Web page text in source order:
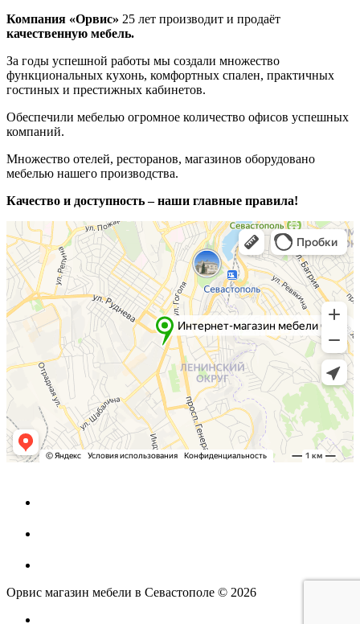
Компания «Орвис» 25 лет производит и продаёт
качественную мебель.
За годы успешной работы мы создали множество
функциональных кухонь, комфортных спален, практичных
гостиных и престижных кабинетов.
Обеспечили мебелью огромное количество офисов успешных
компаний.
Множество отелей, ресторанов, магазинов оборудовано
мебелью нашего производства.
Качество и доступность – наши главные правила!
Орвис магазин мебели в Севастополе © 2026